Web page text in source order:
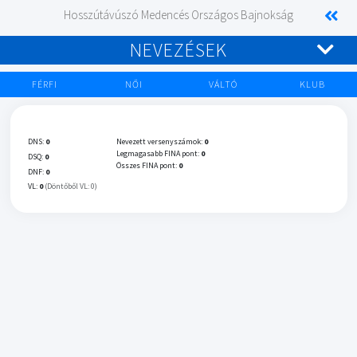
Hosszútávúszó Medencés Országos Bajnokság
NEVEZÉSEK
FÉRFI NŐI VÁLTÓ KLUB
DNS: 0
DSQ: 0
DNF: 0
VL: 0 (Döntőből VL: 0)
Nevezett versenyszámok: 0
Legmagasabb FINA pont: 0
Összes FINA pont: 0